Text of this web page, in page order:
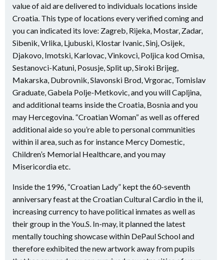
value of aid are delivered to individuals locations inside
Croatia. This type of locations every verified coming and
you can indicated its love: Zagreb, Rijeka, Mostar, Zadar,
Sibenik, Vrlika, Ljubuski, Klostar Ivanic, Sinj, Osijek,
Djakovo, Imotski, Karlovac, Vinkovci, Poljica kod Omisa,
Sestanovci-Katuni, Posusje, Split up, Siroki Brijeg,
Makarska, Dubrovnik, Slavonski Brod, Vrgorac, Tomislav
Graduate, Gabela Polje-Metkovic, and you will Capljina,
and additional teams inside the Croatia, Bosnia and you
may Hercegovina. “Croatian Woman” as well as offered
additional aide so you’re able to personal communities
within il area, such as for instance Mercy Domestic,
Children’s Memorial Healthcare, and you may
Misericordia etc.
Inside the 1996, “Croatian Lady” kept the 60-seventh
anniversary feast at the Croatian Cultural Cardio in the il,
increasing currency to have political inmates as well as
their group in the You.S. In-may, it planned the latest
mentally touching showcase within DePaul School and
therefore exhibited the new artwork away from pupils